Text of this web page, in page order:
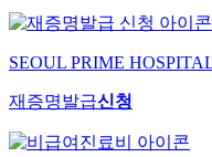
SEOUL PRIME
재증명발급신청